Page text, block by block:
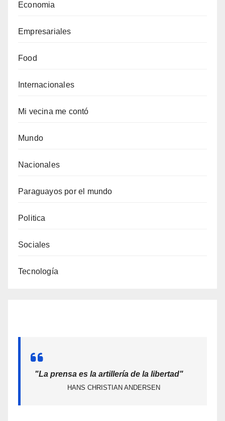
Economia
Empresariales
Food
Internacionales
Mi vecina me contó
Mundo
Nacionales
Paraguayos por el mundo
Politica
Sociales
Tecnología
"La prensa es la artillería de la libertad"
HANS CHRISTIAN ANDERSEN